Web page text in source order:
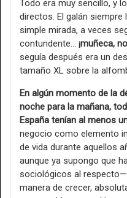
Todo era muy sencillo, y
directos. El galán
simple mirada, a veces
contundente… ¡muñeca,
seguía después era un
tamaño XL sobre la
En algún momento de la
noche para la mañana,
España tenían al menos
negocio como elemento
de vida durante aquellos
aunque ya supongo que
sociológicos al
manera de crecer,